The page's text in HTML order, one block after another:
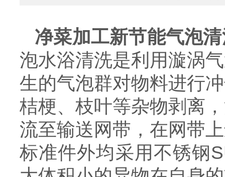
净菜加工新节能气泡
泡水浴清洗是利用漩涡
生的气泡群对物料进行
桔梗、枝叶等杂物剥离
流至输送网带，在网带
标准件外均采用不锈钢